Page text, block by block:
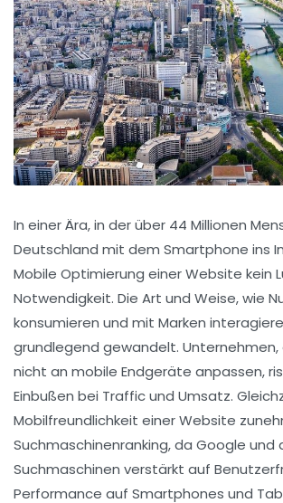
In einer Ära, in der über 44 Millionen
Deutschland mit dem Smartphone ins
Mobile Optimierung einer Website kein
Notwendigkeit. Die Art und Weise, wie
konsumieren und mit Marken
grundlegend gewandelt.
nicht an mobile Endgeräte anpassen,
Einbußen bei Traffic und Umsatz.
Mobilfreundlichkeit einer Website
Suchmaschinenranking, da Google und
Suchmaschinen verstärkt auf
Performance auf Smartphones und